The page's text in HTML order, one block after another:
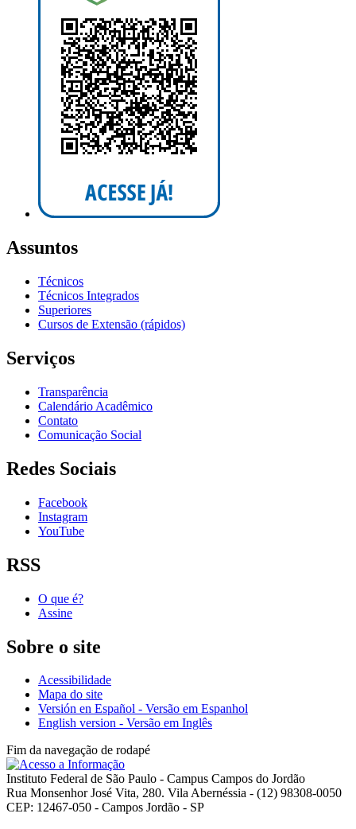
Assuntos
Técnicos
Técnicos Integrados
Superiores
Cursos de Extensão (rápidos)
Serviços
Transparência
Calendário Acadêmico
Contato
Comunicação Social
Redes Sociais
Facebook
Instagram
YouTube
RSS
O que é?
Assine
Sobre o site
Acessibilidade
Mapa do site
Versión en Español - Versão em Espanhol
English version - Versão em Inglês
Fim da navegação de rodapé
Instituto Federal de São Paulo - Campus Campos do Jordão
Rua Monsenhor José Vita, 280. Vila Abernéssia - (12) 98308-0050
CEP: 12467-050 - Campos Jordão - SP